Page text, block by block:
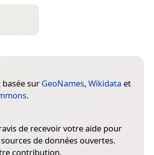
basée sur GeoNames, Wikidata et
.
de recevoir votre aide pour
de données ouvertes.
contribution.